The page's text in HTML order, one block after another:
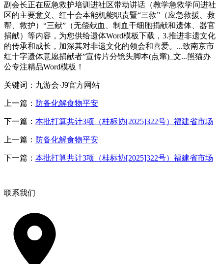
副会长正在应急救护培训进社区带动讲话（教学急救学问进社
区的主要意义、红十会本能机能职责暨“三救”（应急救援、救
帮、救护）“三献”（无偿献血、制血干细胞捐献和遗体、器官
捐献）等内容，为您供给遗体Word模板下载，3.推进非遗文化
的传承和成长，加深其对非遗文化的领会和喜爱。...致南京市
红十字遗体意愿捐献者”宣传片分镜头脚本(点窜)_文...熊猫办
公专注精品Word模板！
关键词：九游会·J9官方网站
上一篇： 防备化解食物平安
下一篇： 本批打算共计3项（桂标协[2025]322号）福建省市场
上一篇： 防备化解食物平安
下一篇： 本批打算共计3项（桂标协[2025]322号）福建省市场
联系我们